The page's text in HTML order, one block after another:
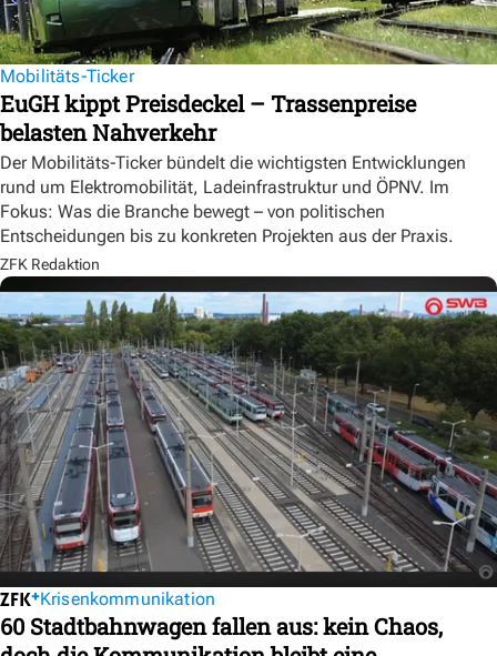
Mobilitäts-Ticker
EuGH kippt Preisdeckel – Trassenpreise
belasten Nahverkehr
Der Mobilitäts-Ticker bündelt die wichtigsten Entwicklungen
rund um Elektromobilität, Ladeinfrastruktur und ÖPNV. Im
Fokus: Was die Branche bewegt – von politischen
Entscheidungen bis zu konkreten Projekten aus der Praxis.
ZFK Redaktion
Krisenkommunikation
60 Stadtbahnwagen fallen aus: kein Chaos,